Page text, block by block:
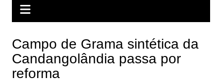
Campo de Grama sintética da
Candangolândia passa por
reforma